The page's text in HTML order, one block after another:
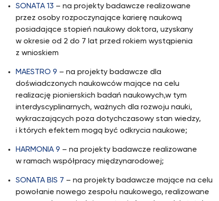
SONATA 13 – na projekty badawcze realizowane
przez osoby rozpoczynające karierę naukową
posiadające stopień naukowy doktora, uzyskany
w okresie od 2 do 7 lat przed rokiem wystąpienia
z wnioskiem
MAESTRO 9 – na projekty badawcze dla
doświadczonych naukowców mające na celu
realizację pionierskich badań naukowych,w tym
interdyscyplinarnych, ważnych dla rozwoju nauki,
wykraczających poza dotychczasowy stan wiedzy,
i których efektem mogą być odkrycia naukowe;
HARMONIA 9 – na projekty badawcze realizowane
w ramach współpracy międzynarodowej;
SONATA BIS 7 – na projekty badawcze mające na celu
powołanie nowego zespołu naukowego, realizowane